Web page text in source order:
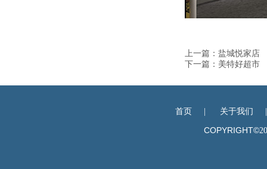
上一篇： 盐城悦家店
下一篇： 美特好超市
首页 | 关于我们
COPYRIGHT©